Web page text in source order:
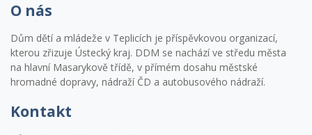
O nás
Dům dětí a mládeže v Teplicích je příspěvkovou organizací,
kterou zřizuje Ústecký kraj. DDM se nachází ve středu města
na hlavní Masarykově třídě, v přímém dosahu městské
hromadné dopravy, nádraží ČD a autobusového nádraží.
Kontakt